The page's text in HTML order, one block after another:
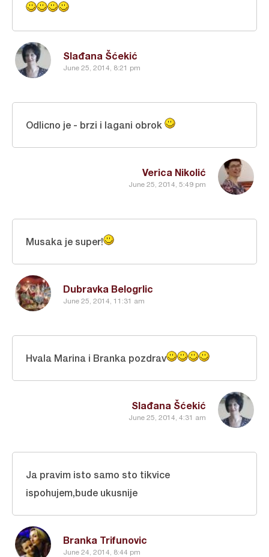
Slađana Šćekić
June 25, 2014, 8:21 pm
Verica Nikolić
June 25, 2014, 5:49 pm
Odlicno je - brzi i lagani obrok
Dubravka Belogrlic
June 25, 2014, 11:31 am
Musaka je super!
Slađana Šćekić
June 25, 2014, 4:31 am
Hvala Marina i Branka pozdrav
Branka Trifunovic
June 24, 2014, 8:44 pm
Ja pravim isto samo sto tikvice
ispohujem,bude ukusnije